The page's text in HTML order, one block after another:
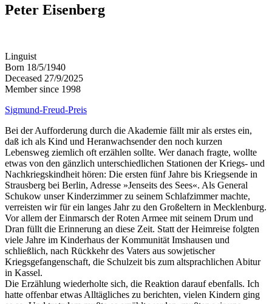
Peter Eisenberg
Linguist
Born 18/5/1940
Deceased 27/9/2025
Member since 1998
Sigmund-Freud-Preis
Bei der Aufforderung durch die Akademie fällt mir als erstes ein,
daß ich als Kind und Heranwachsender den noch kurzen
Lebensweg ziemlich oft erzählen sollte. Wer danach fragte, wollte
etwas von den gänzlich unterschiedlichen Stationen der Kriegs- und
Nachkriegskindheit hören: Die ersten fünf Jahre bis Kriegsende in
Strausberg bei Berlin, Adresse »Jenseits des Sees«. Als General
Schukow unser Kinderzimmer zu seinem Schlafzimmer machte,
verreisten wir für ein langes Jahr zu den Großeltern in Mecklenburg.
Vor allem der Einmarsch der Roten Armee mit seinem Drum und
Dran füllt die Erinnerung an diese Zeit. Statt der Heimreise folgten
viele Jahre im Kinderhaus der Kommunität Imshausen und
schließlich, nach Rückkehr des Vaters aus sowjetischer
Kriegsgefangenschaft, die Schulzeit bis zum altsprachlichen Abitur
in Kassel.
Die Erzählung wiederholte sich, die Reaktion darauf ebenfalls. Ich
hatte offenbar etwas Alltägliches zu berichten, vielen Kindern ging